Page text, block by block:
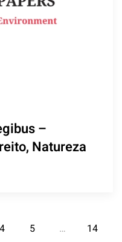
–
Natureza
4 5 … 14